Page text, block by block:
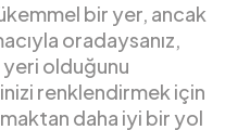
bir yer, ancak
oradaysanız,
yeri olduğunu
renklendirmek için
daha iyi bir yol